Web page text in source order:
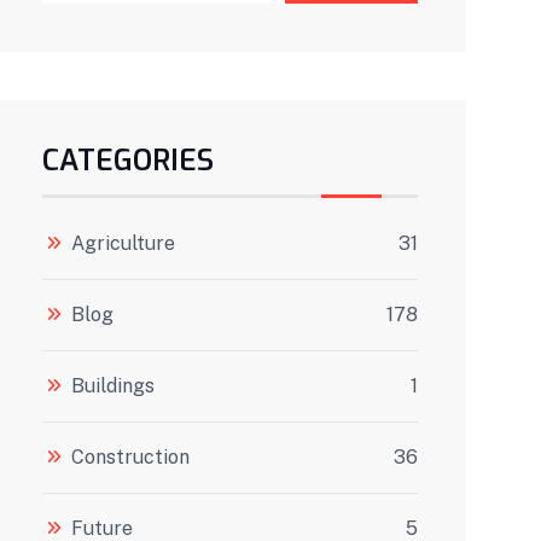
CATEGORIES
Agriculture 31
Blog 178
Buildings 1
Construction 36
Future 5